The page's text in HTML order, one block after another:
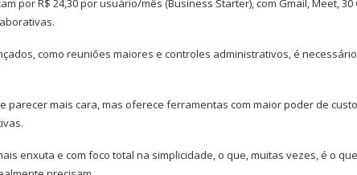
por R$ 24,30 por usuário/mês (Business Starter), com Gmail, Meet, 30
como reuniões maiores e controles administrativos, é
parecer mais cara, mas oferece ferramentas com maior poder de
enxuta e com foco total na simplicidade, o que, muitas vezes, é o que